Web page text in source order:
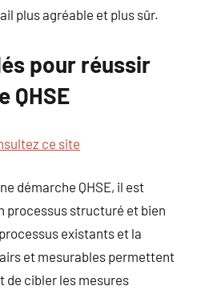
plus agréable et plus sûr.
pour réussir
QHSE
ce site
démarche QHSE, il est
processus structuré et bien
existants et la
et mesurables permettent
de cibler les mesures